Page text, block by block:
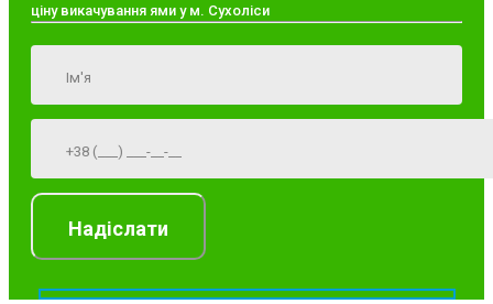
ціну викачування ями у м. Сухоліси